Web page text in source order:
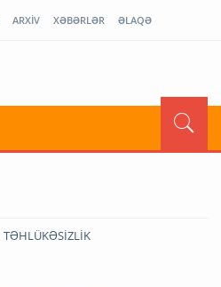
ARXİV XƏBƏRLƏR ƏLAQƏ
TƏHLÜKƏSİZLİK